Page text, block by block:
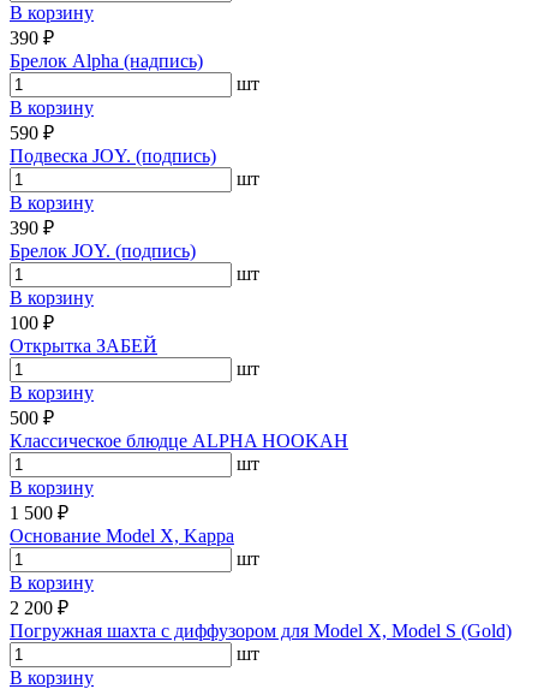
В корзину
390 ₽
Брелок Alpha (надпись)
шт
В корзину
590 ₽
Подвеска JOY. (подпись)
шт
В корзину
390 ₽
Брелок JOY. (подпись)
шт
В корзину
100 ₽
Открытка ЗАБЕЙ
шт
В корзину
500 ₽
Классическое блюдце ALPHA HOOKAH
шт
В корзину
1 500 ₽
Основание Model Х, Kappa
шт
В корзину
2 200 ₽
Погружная шахта с диффузором для Model X, Model S (Gold)
шт
В корзину